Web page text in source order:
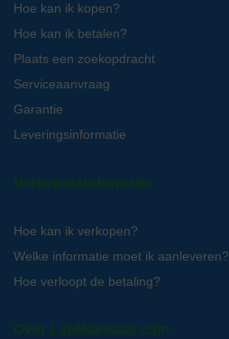
Hoe kan ik kopen?
Hoe kan ik betalen?
Plaats een zoekopdracht
Serviceaanvraag
Garantie
Leveringsinformatie
Verkopersinformatie
Hoe kan ik verkopen?
Welke informatie moet ik aanleveren?
Hoe verloopt de betaling?
Over LabMakelaar.com